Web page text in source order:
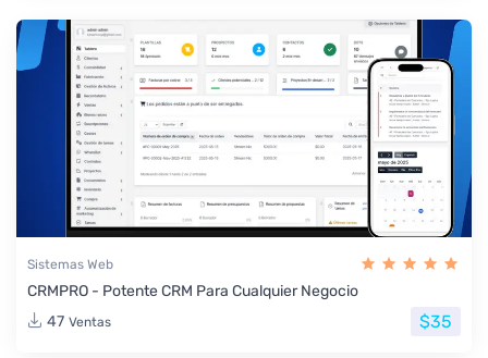
Sistemas Web
CRMPRO - Potente CRM Para Cualquier Negocio
47 Ventas $35